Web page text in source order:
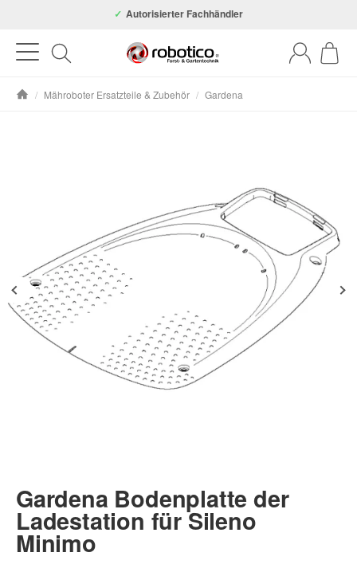
Autorisierter Fachhändler
/ Mähroboter Ersatzteile & Zubehör / Gardena
Gardena Bodenplatte der
Ladestation für Sileno
Minimo